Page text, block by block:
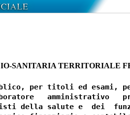
SANITARIA TERRITORIALE
per titoli ed esami,
amministrativo
della salute e  dei